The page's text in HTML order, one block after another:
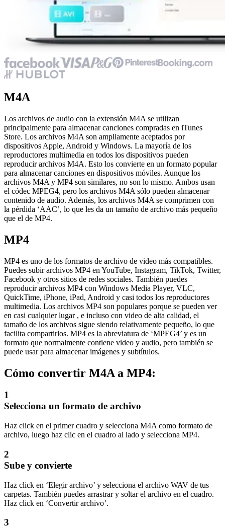
M4A
Los archivos de audio con la extensión M4A se utilizan
principalmente para almacenar canciones compradas en iTunes
Store. Los archivos M4A son ampliamente aceptados por
dispositivos Apple, Android y Windows. La mayoría de los
reproductores multimedia en todos los dispositivos pueden
reproducir archivos M4A. Esto los convierte en un formato popular
para almacenar canciones en dispositivos móviles. Aunque los
archivos M4A y MP4 son similares, no son lo mismo. Ambos usan
el códec MPEG4, pero los archivos M4A sólo pueden almacenar
contenido de audio. Además, los archivos M4A se comprimen con
la pérdida ‘AAC’, lo que les da un tamaño de archivo más pequeño
que el de MP4.
MP4
MP4 es uno de los formatos de archivo de video más compatibles.
Puedes subir archivos MP4 en YouTube, Instagram, TikTok, Twitter,
Facebook y otros sitios de redes sociales. También puedes
reproducir archivos MP4 con Windows Media Player, VLC,
QuickTime, iPhone, iPad, Android y casi todos los reproductores
multimedia. Los archivos MP4 son populares porque se pueden ver
en casi cualquier lugar , e incluso con video de alta calidad, el
tamaño de los archivos sigue siendo relativamente pequeño, lo que
facilita compartirlos. MP4 es la abreviatura de ‘MPEG4’ y es un
formato que normalmente contiene video y audio, pero también se
puede usar para almacenar imágenes y subtítulos.
Cómo convertir M4A a MP4:
1
Selecciona un formato de archivo
Haz click en el primer cuadro y selecciona M4A como formato de
archivo, luego haz clic en el cuadro al lado y selecciona MP4.
2
Sube y convierte
Haz click en ‘Elegir archivo’ y selecciona el archivo WAV de tus
carpetas. También puedes arrastrar y soltar el archivo en el cuadro.
Haz click en ‘Convertir archivo’.
3